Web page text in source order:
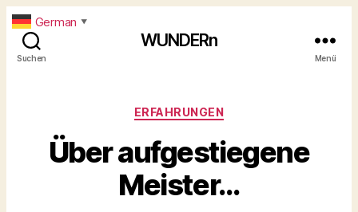
Suchen
WUNDERn
Menü
Kategorien
ERFAHRUNGEN
Über aufgestiegene
Meister…
German ▼